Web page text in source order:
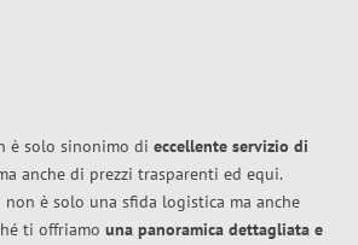
è solo sinonimo di eccellente servizio di
anche di prezzi trasparenti ed equi.
non è solo una sfida logistica ma anche
ti offriamo una panoramica dettagliata e